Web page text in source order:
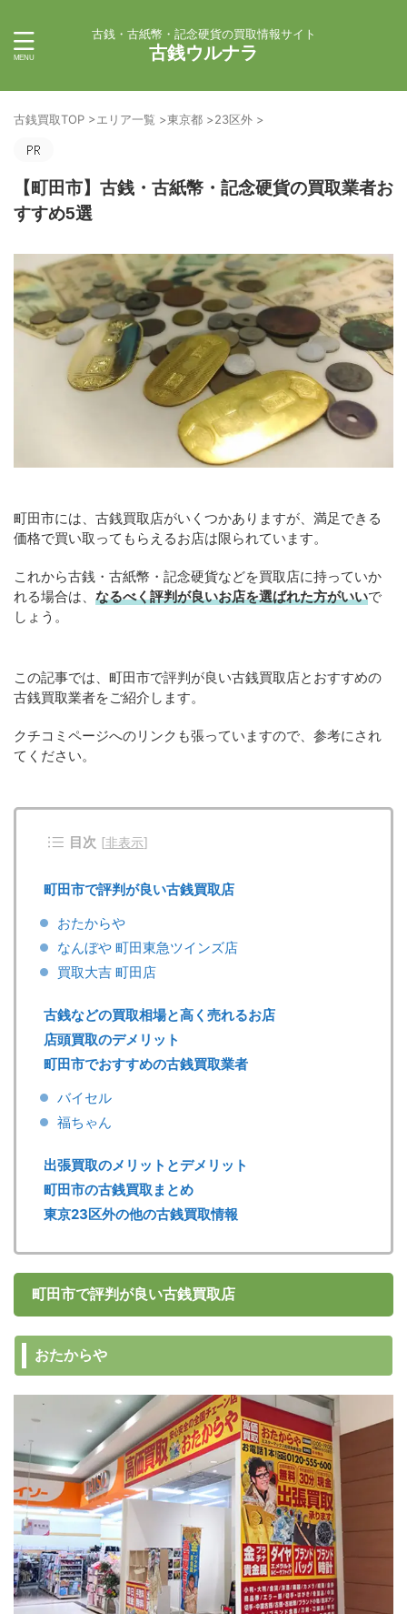
古銭・古紙幣・記念硬貨の買取情報サイト
古銭ウルナラ
古銭買取TOP >エリア一覧 >東京都 >23区外 >
【町田市】古銭・古紙幣・記念硬貨の買取業者お
すすめ5選
町田市には、古銭買取店がいくつかありますが、満足できる
価格で買い取ってもらえるお店は限られています。
これから古銭・古紙幣・記念硬貨などを買取店に持っていか
れる場合は、 なるべく評判が良いお店を選ばれた方がいいで
しょう。
この記事では、町田市で評判が良い古銭買取店とおすすめの
古銭買取業者をご紹介します。
クチコミページへのリンクも張っていますので、参考にされ
てください。
目次 [非表示]
町田市で評判が良い古銭買取店
おたからや
なんぼや 町田東急ツインズ店
買取大吉 町田店
古銭などの買取相場と高く売れるお店
店頭買取のデメリット
町田市でおすすめの古銭買取業者
バイセル
福ちゃん
出張買取のメリットとデメリット
町田市の古銭買取まとめ
東京23区外の他の古銭買取情報
町田市で評判が良い古銭買取店
おたからや